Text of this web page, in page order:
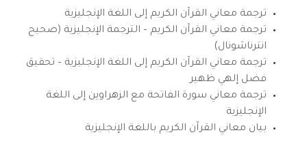
ترجمة معاني القرآن الكريم إلى اللغة الإنجليزية
ترجمة معاني القرآن الكريم – الترجمة الإنجليزية (صحيح
انترناشونال)
ترجمة معاني القرآن الكريم إلى اللغة الإنجليزية – تحقيق
فضل إلهي ظهير
ترجمة معاني سورة الفاتحة مع الزهراوين إلى اللغة
الإنجليزية
بيان معاني القرآن الكريم باللغة الإنجليزية